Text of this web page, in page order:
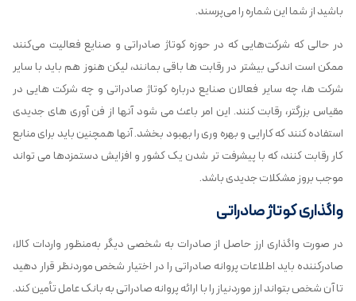
باشید از شما این شماره را می‌پرسند.
در حالی که شرکت‌هایی که در حوزه کوتاژ صادراتی و صنایع فعالیت می‌کنند
ممکن است اندکی بیشتر در رقابت ها باقی بمانند، لیکن هنوز هم باید با سایر
شرکت ها، چه سایر فعالان صنایع درباره کوتاژ صادراتی و چه شرکت هایی در
مقیاس بزرگتر، رقابت کنند. این امر باعث می شود آنها از فن آوری های جدیدی
استفاده کنند که کارایی و بهره وری را بهبود بخشد. آنها همچنین باید برای منابع
کار رقابت کنند، که با پیشرفت تر شدن یک کشور و افزایش دستمزدها می تواند
موجب بروز مشکلات جدیدی باشد.
واگذاری کوتاژ صادراتی
در صورت واگذاری ارز حاصل از صادرات به شخصی دیگر به‌منظور واردات کالا،
صادرکننده باید اطلاعات پروانه صادراتی را در اختیار شخص موردنظر قرار دهید
تا آن شخص بتواند ارز موردنیاز را با ارائه پروانه صادراتی به بانک عامل تأمین کند.